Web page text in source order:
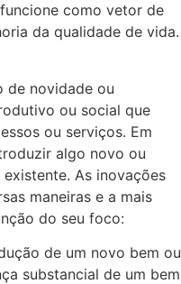
como vetor de
da qualidade de vida.
de novidade ou
ou social que
ou serviços. Em
algo novo ou
As inovações
maneiras e a mais
do seu foco:
de um novo bem ou
substancial de um bem